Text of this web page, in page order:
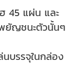
45 แผ่น และ
ยัญชนะตัวนั้นๆ
นบรรจุในกล่อง